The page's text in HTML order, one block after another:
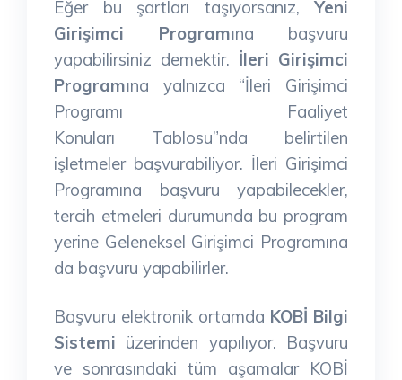
Eğer bu şartları taşıyorsanız, Yeni
Girişimci Programına başvuru
yapabilirsiniz demektir. İleri Girişimci
Programına yalnızca “İleri Girişimci
Programı Faaliyet
Konuları Tablosu”nda belirtilen
işletmeler başvurabiliyor. İleri Girişimci
Programına başvuru yapabilecekler,
tercih etmeleri durumunda bu program
yerine Geleneksel Girişimci Programına
da başvuru yapabilirler.
Başvuru elektronik ortamda KOBİ Bilgi
Sistemi üzerinden yapılıyor. Başvuru
ve sonrasındaki tüm aşamalar KOBİ